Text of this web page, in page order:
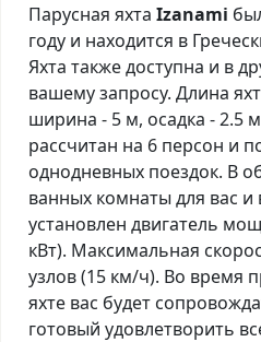
Парусная яхта Izanami
году и находится в
Яхта также доступна и в
вашему запросу. Длина
ширина - 5 м, осадка - 2.5
рассчитан на 6 персон и
однодневных поездок. В
ванных комнаты для вас и
установлен двигатель
кВт). Максимальная
узлов (15 км/ч). Во время
яхте вас будет
готовый удовлетворить